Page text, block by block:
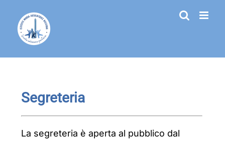
contenuto
Segreteria
La segreteria è aperta al pubblico dal